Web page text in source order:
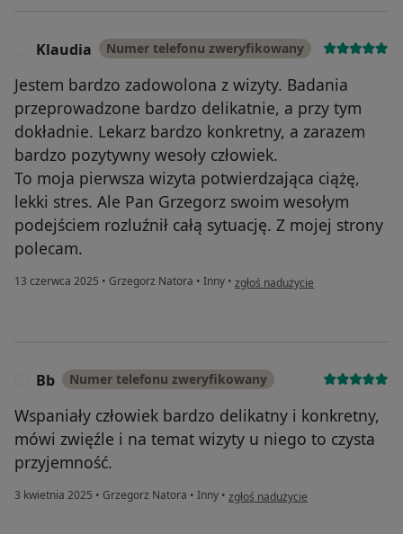
Klaudia Numer telefonu zweryfikowany
Jestem bardzo zadowolona z wizyty. Badania
przeprowadzone bardzo delikatnie, a przy tym
dokładnie. Lekarz bardzo konkretny, a zarazem
bardzo pozytywny wesoły człowiek.
To moja pierwsza wizyta potwierdzająca ciążę,
lekki stres. Ale Pan Grzegorz swoim wesołym
podejściem rozluźnił całą sytuację. Z mojej strony
polecam.
13 czerwca 2025 • Grzegorz Natora • Inny • w opinii użytkownika Klaudia
zgłoś nadużycie
Bb Numer telefonu zweryfikowany
Wspaniały człowiek bardzo delikatny i konkretny,
mówi zwięźle i na temat wizyty u niego to czysta
przyjemność.
3 kwietnia 2025 • Grzegorz Natora • Inny • w opinii użytkownika Bb
zgłoś nadużycie